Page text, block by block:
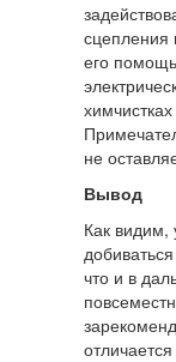
сцепления
его
не
Вывод
Как видим,
что и в